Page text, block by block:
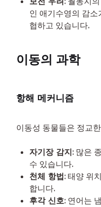
인 애기수영의 감소
협하고 있습니다.
이동의 과학
항해 메커니즘
이동성 동물들은 정교
자기장 감지: 많은
수 있습니다.
천체 항법: 태양 위
합니다.
후각 신호: 연어는